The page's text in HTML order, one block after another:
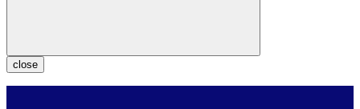
close